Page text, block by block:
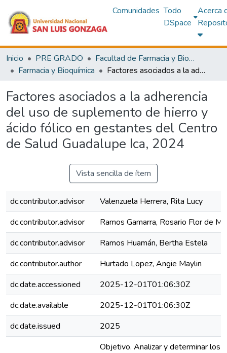
Comunidades Todo
DSpace
Acerca
Inicio PRE GRADO
Facultad de Farmacia y Bioquímica
Farmacia y Bioquímica
Factores asociados a la adherencia del uso de suplemento de hierro y ácido fólico en gestantes del Centro de Salud Guadalupe Ica, 2024
Factores asociados a la adherencia
del uso de suplemento de hierro y
ácido fólico en gestantes del Centro
de Salud Guadalupe Ica, 2024
Vista sencilla de ítem
dc.contributor.advisor
Valenzuela Herrera, Rita Lucy
dc.contributor.advisor
Ramos Gamarra, Rosario Flor de
dc.contributor.advisor
Ramos Huamán, Bertha Estela
dc.contributor.author
Hurtado Lopez, Angie Maylin
dc.date.accessioned
2025-12-01T01:06:30Z
dc.date.available
2025-12-01T01:06:30Z
dc.date.issued
2025
Objetivo. Analizar y determinar los